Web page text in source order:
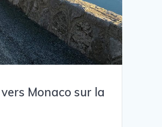
Monaco sur la